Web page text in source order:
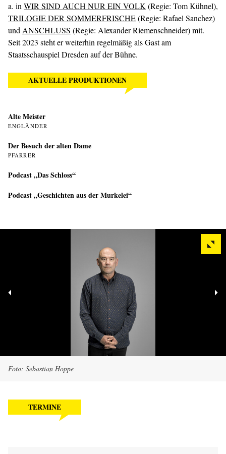
a. in WIR SIND AUCH NUR EIN VOLK (Regie: Tom Kühnel),
TRILOGIE DER SOMMERFRISCHE(Regie: Rafael Sanchez)
und ANSCHLUSS (Regie: Alexander Riemenschneider) mit.
Seit 2023 steht er weiterhin regelmäßig als Gast am
Staatsschauspiel Dresden auf der Bühne.
AKTUELLE PRODUKTIONEN
Alte Meister
ENGLÄNDER
Der Besuch der alten Dame
PFARRER
Podcast „Das Schloss“
Podcast „Geschichten aus der Murkelei“
Foto: Sebastian Hoppe
TERMINE